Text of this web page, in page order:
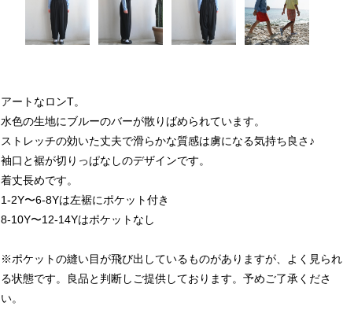
アートなロンT。
水色の生地にブルーのバーが散りばめられています。
ストレッチの効いた丈夫で滑らかな質感は虜になる気持ち良さ♪
袖口と裾が切りっぱなしのデザインです。
着丈長めです。
1-2Y〜6-8Yは左裾にポケット付き
8-10Y〜12-14Yはポケットなし
※ポケットの縫い目が飛び出しているものがありますが、よく見られ
る状態です。良品と判断しご提供しております。予めご了承くださ
い。